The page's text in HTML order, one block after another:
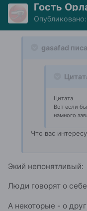
Гость
Опубликовано:
gasafad
Цитата
Вот если
намного
Что вас
Экий непонятливый:
Люди говорят о
А некоторые - о